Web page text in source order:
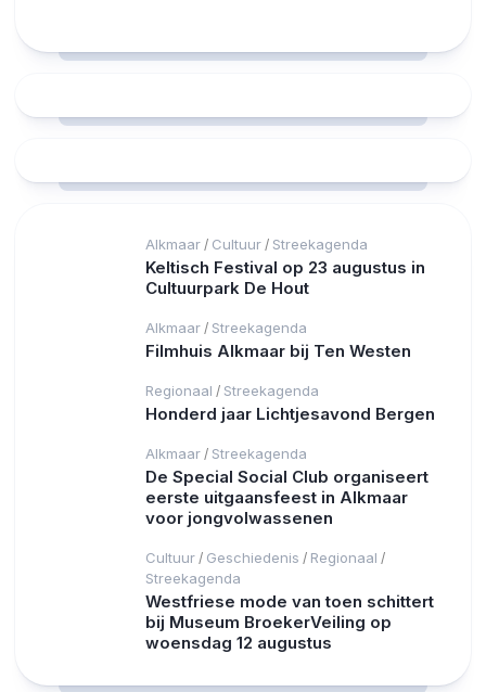
Alkmaar / Cultuur / Streekagenda
Keltisch Festival op 23 augustus in
Cultuurpark De Hout
Alkmaar / Streekagenda
Filmhuis Alkmaar bij Ten Westen
Regionaal / Streekagenda
Honderd jaar Lichtjesavond Bergen
Alkmaar / Streekagenda
De Special Social Club organiseert
eerste uitgaansfeest in Alkmaar
voor jongvolwassenen
Cultuur / Geschiedenis / Regionaal /
Streekagenda
Westfriese mode van toen schittert
bij Museum BroekerVeiling op
woensdag 12 augustus